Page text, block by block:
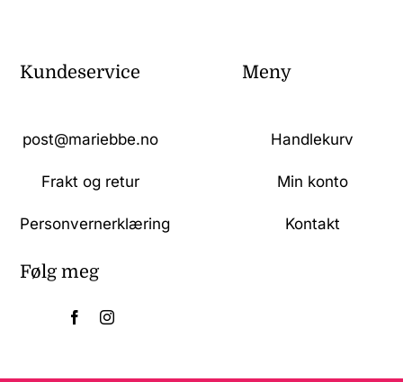
Kundeservice
post@mariebbe.no
Frakt og retur
Personvernerklæring
Meny
Handlekurv
Min konto
Kontakt
Følg meg